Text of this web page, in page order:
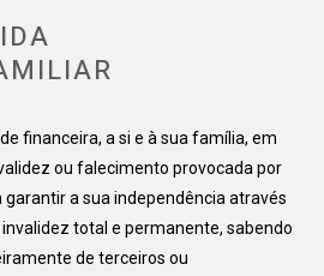
financeira, a si e à sua família, em
ou falecimento provocada por
garantir a sua independência através
total e permanente, sabendo
de terceiros ou